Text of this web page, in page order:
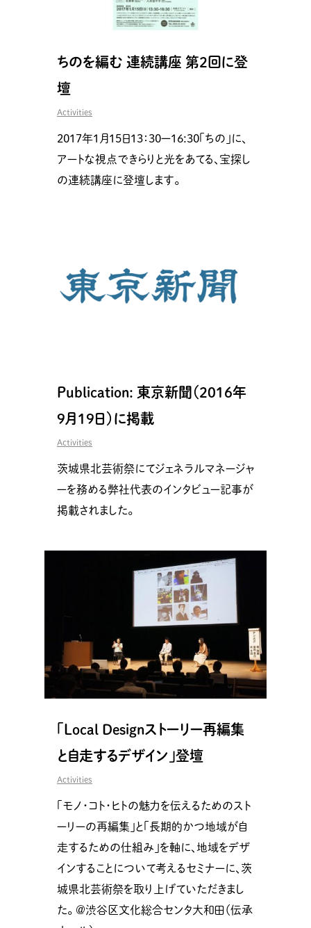
ちのを編む 連続講座 第2回に登
壇
Activities
2017年1月15日13：30ー16:30「ちの」に、
アートな視点できらりと光をあてる、宝探し
の連続講座に登壇します。
Publication: 東京新聞（2016年
9月19日）に掲載
Activities
茨城県北芸術祭にてジェネラルマネージャ
ーを務める弊社代表のインタビュー記事が
掲載されました。
「Local Designストーリー再編集
と自走するデザイン」登壇
Activities
「モノ・コト・ヒトの魅力を伝えるためのスト
ーリーの再編集」と「長期的かつ地域が自
走するための仕組み」を軸に、地域をデザ
インすることについて考えるセミナーに、茨
城県北芸術祭を取り上げていただきまし
た。 ＠渋谷区文化総合センタ大和田（伝承